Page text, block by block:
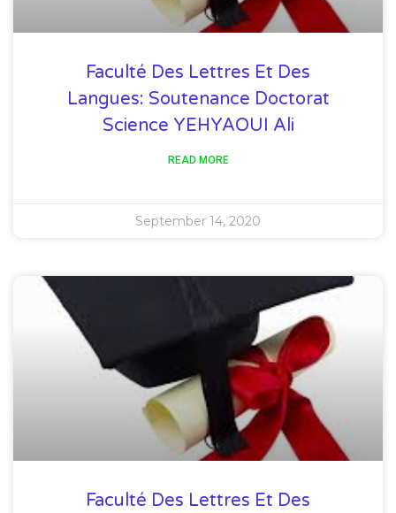
Faculté Des Lettres Et Des
Langues: Soutenance Doctorat
Science YEHYAOUI Ali
READ MORE
September 14, 2020
Faculté Des Lettres Et Des